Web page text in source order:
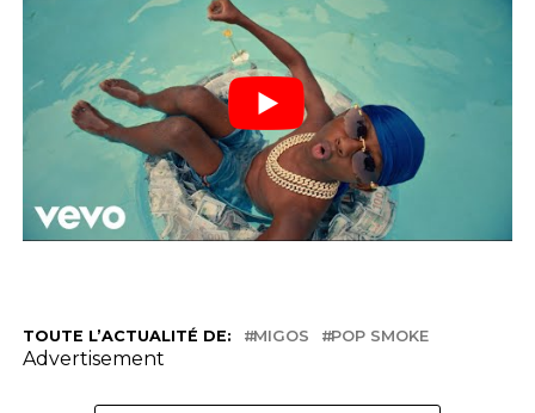
TOUTE L’ACTUALITÉ DE: MIGOS POP SMOKE
Advertisement